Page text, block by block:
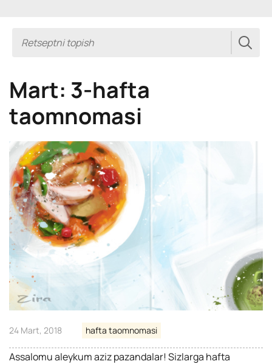
Mart: 3-hafta
taomnomasi
24 Mart, 2018 hafta taomnomasi
Assalomu aleykum aziz pazandalar! Sizlarga hafta